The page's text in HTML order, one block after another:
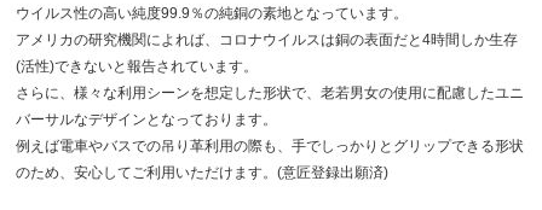
ウイルス性の高い純度99.9％の純銅の素地となっています。
アメリカの研究機関によれば、コロナウイルスは銅の表面だと4時間しか生存
(活性)できないと報告されています。
さらに、様々な利用シーンを想定した形状で、老若男女の使用に配慮したユニ
バーサルなデザインとなっております。
例えば電車やバスでの吊り革利用の際も、手でしっかりとグリップできる形状
のため、安心してご利用いただけます。(意匠登録出願済)